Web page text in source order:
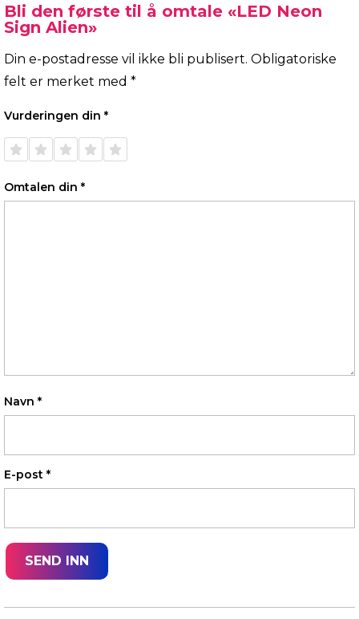
Bli den første til å omtale «LED Neon
Sign Alien»
Din e-postadresse vil ikke bli publisert. Obligatoriske
felt er merket med *
Vurderingen din *
1 av 5
stjerner
2 av 5
stjerner
3 av 5
stjerner
4 av 5
stjerner
5 av 5
stjerner
Omtalen din *
Navn *
E-post *